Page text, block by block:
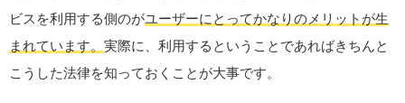
ビスを利用する側のがユーザーにとってかなりのメリットが生
まれています。 実際に、利用するということであればきちんと
こうした法律を知っておくことが大事です。